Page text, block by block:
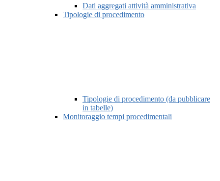
Dati aggregati attività amministrativa
Tipologie di procedimento
Tipologie di procedimento (da pubblicare
in tabelle)
Monitoraggio tempi procedimentali